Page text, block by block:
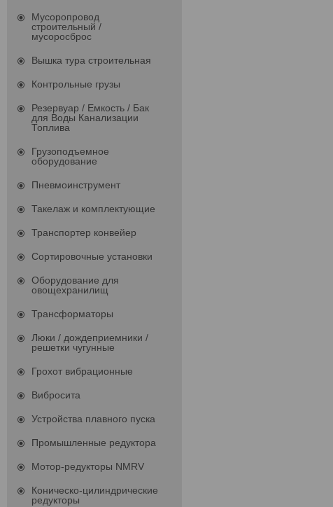
Мусоропровод
строительный /
мусоросброс
Вышка тура строительная
Контрольные грузы
Резервуар / Емкость / Бак
для Воды Канализации
Топлива
Грузоподъемное
оборудование
Пневмоинструмент
Такелаж и комплектующие
Транспортер конвейер
Сортировочные установки
Оборудование для
овощехранилищ
Трансформаторы
Люки / дождеприемники /
решетки чугунные
Грохот вибрационные
Вибросита
Устройства плавного пуска
Промышленные редуктора
Мотор-редукторы NMRV
Коническо-цилиндрические
редукторы